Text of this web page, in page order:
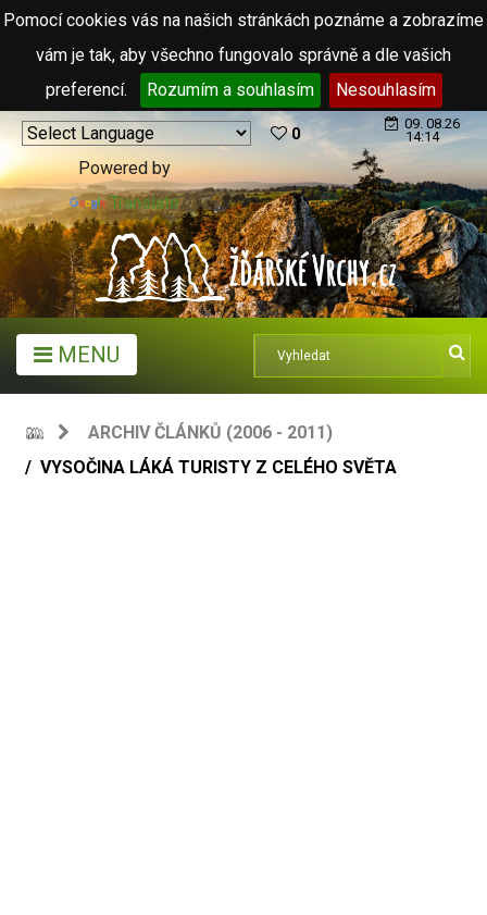
Pomocí cookies vás na našich stránkách poznáme a zobrazíme
vám je tak, aby všechno fungovalo správně a dle vašich
preferencí.
Rozumím a souhlasím Nesouhlasím
Powered by
Translate
0
09. 08.26
14:14
MENU
ARCHIV ČLÁNKŮ (2006 - 2011)
VYSOČINA LÁKÁ TURISTY Z CELÉHO SVĚTA